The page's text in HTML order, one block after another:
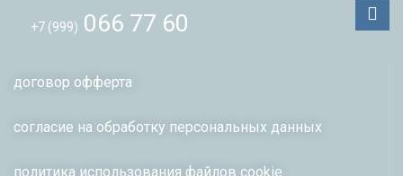
+7 (999) 066 77 60
договор офферта
согласие на обработку персональных данных
политика использования файлов сookie